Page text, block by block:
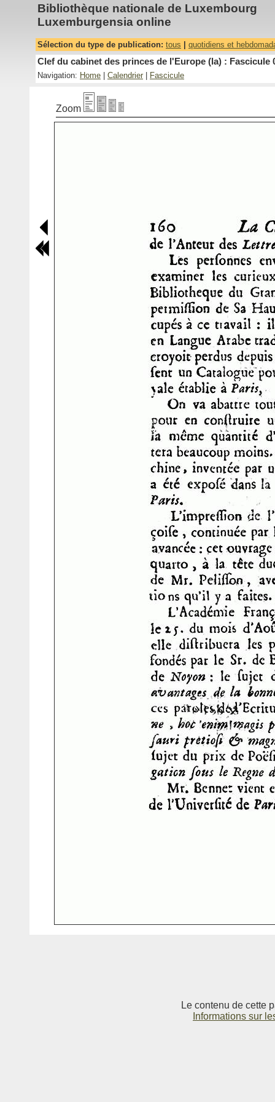
Bibliothèque nationale de Luxembourg
Luxemburgensia online
Sélection du type de publication: tous quotidiens et
Clef du cabinet des princes de l'Europe (la) : Fascicule
Navigation: Home Calendrier Fascicule
Zoom
Le contenu de cette
Informations sur